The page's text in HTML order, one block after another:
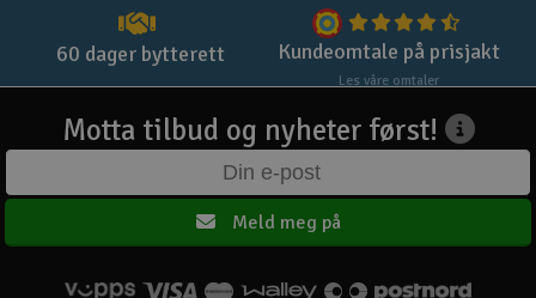
60 dager bytterett Kundeomtale på prisjakt
Les våre omtaler
Motta tilbud og nyheter først!
Meld meg på